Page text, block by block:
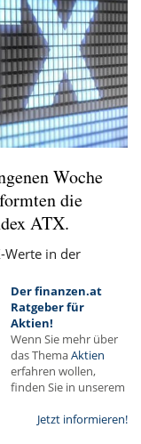
Woche
die
ATX.
Werte in der
Der finanzen.at
Ratgeber für
Aktien!
Wenn Sie mehr über
das ThemaAktien
erfahren wollen,
finden Sie in unserem
Jetzt informieren!